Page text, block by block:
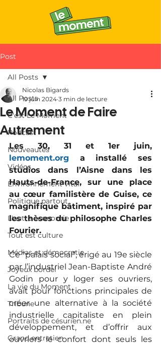
Post
All Posts
C'est Le Moment
Podcast
Nouveautés
Vidéos
Environnement vital
Politique partout
L'autre économie
Tout est culture
Médias et démocratie
Joyeux bordel
La vie du Moment
Tribune
Portraits de césurien.ne
Grand entretien
All Posts
Le Moment de Faire
Autrement
Nicolas Bigards
19 juin 2024 3 min de lecture
lemoment.org a installé ses
studios dans l’Aisne dans les
Hauts-de-France, sur une place
au cœur familistère de Guise, ce
magnifique bâtiment, inspiré par
les thèses du philosophe Charles
Fourier.
Ce “palais social”, érigé au 19e siècle
par l’industriel Jean-Baptiste André
Godin pour y loger ses ouvriers,
avait pour fonctions principales de
créer une alternative à la société
industrielle capitaliste en plein
développement, et d’offrir aux
ouvriers le confort dont seuls les